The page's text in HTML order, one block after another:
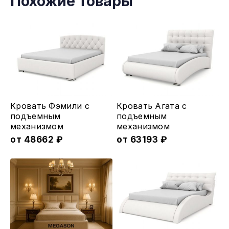
Этот
товар
имеет
несколько
вариаций.
Опции
можно
выбрать
на
странице
Кровать Фэмили с
подъемным
меxанизмом
от 48662 ₽
Этот
товар
имеет
несколько
выбрать
на
Кровать Агата с
подъемным
меxанизмом
от 63193 ₽